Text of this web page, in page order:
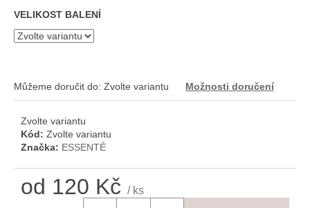
VELIKOST BALENÍ
Můžeme doručit do: Zvolte variantu Možnosti doručení
Zvolte variantu
Kód: Zvolte variantu
Značka: ESSENTÉ
od 120 Kč / ks
D
o
p
u
č
u
e
m